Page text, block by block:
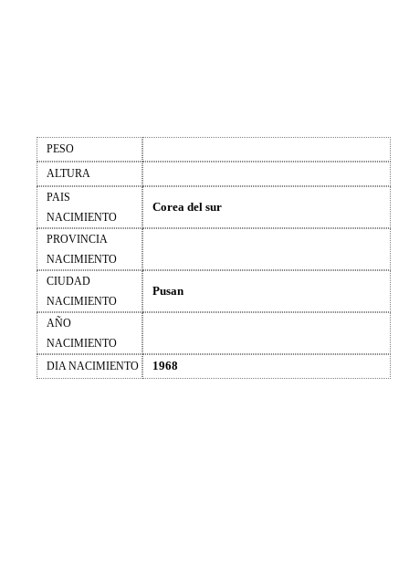
PESO
ALTURA
PAIS
NACIMIENTO
Corea del sur
PROVINCIA
NACIMIENTO
CIUDAD
NACIMIENTO
Pusan
AÑO
NACIMIENTO
DIA NACIMIENTO
1968